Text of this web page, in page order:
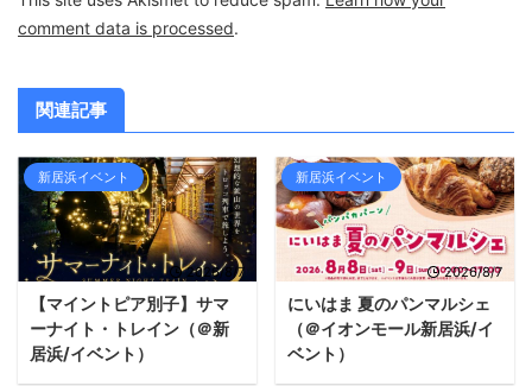
comment data is processed.
関連記事
新居浜イベント
2026/8/7
【マイントピア別子】サマ
ーナイト・トレイン（＠新
居浜/イベント）
新居浜イベント
2026/8/7
にいはま 夏のパンマルシェ
（＠イオンモール新居浜/イ
ベント）